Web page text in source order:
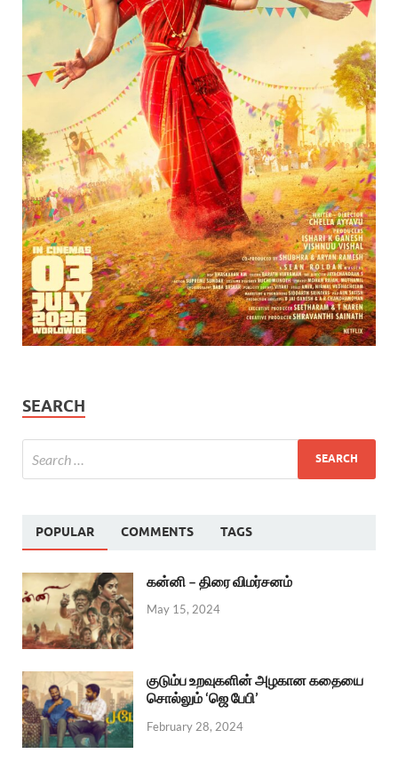
SEARCH
POPULAR COMMENTS TAGS
கன்னி – திரை விமர்சனம்
May 15, 2024
குடும்ப உறவுகளின் அழகான கதையை
சொல்லும் ‘ஜெ பேபி’
February 28, 2024